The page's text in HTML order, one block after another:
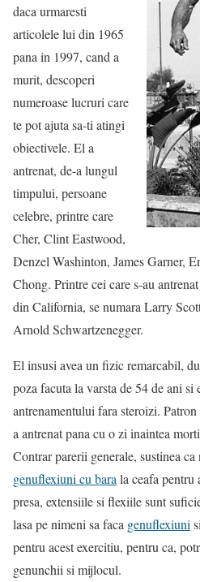
daca urmaresti
articolele lui din 1965
pana in 1997, cand a
murit, descoperi
numeroase lucruri care
te pot ajuta sa-ti atingi
obiectivele. El a
antrenat, de-a lungul
timpului, persoane
celebre, printre care
Cher, Clint Eastwood,
Denzel Washinton, James Garner,
Chong. Printre cei care s-au
din California, se numara Larry
Arnold Schwartzenegger.
El insusi avea un fizic remarcabil,
poza facuta la varsta de 54 de ani si
antrenamentului fara steroizi.
a antrenat pana cu o zi inaintea
Contrar parerii generale, sustinea ca
genuflexiuni cu bara la ceafa pentru
presa, extensiile si flexiile sunt
lasa pe nimeni sa faca genuflexiuni
pentru acest exercitiu, pentru ca,
genunchii si mijlocul.